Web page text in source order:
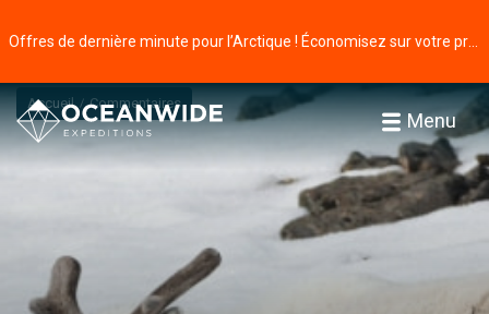
Menu
Accueil Commentaires